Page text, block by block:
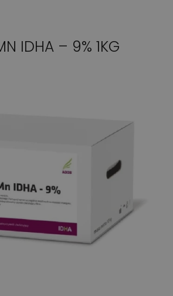
IDHA – 9% 1KG